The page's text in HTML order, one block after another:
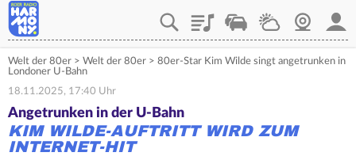
PlaylistVerkehrWetterWebcam
Welt der 80er > Welt der 80er > 80er-Star Kim Wilde singt angetrunken in
Londoner U-Bahn
18.11.2025, 17:40 Uhr
Angetrunken in der U-Bahn
KIM WILDE-AUFTRITT WIRD ZUM
INTERNET-HIT